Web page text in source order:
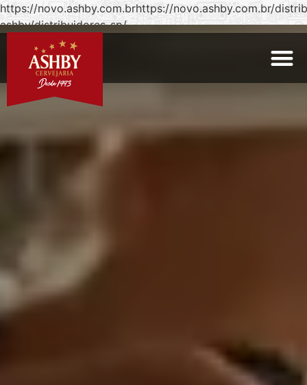
https://novo.ashby.com.brhttps://novo.ashby.com.br/
ashby/distribuidores-sp/